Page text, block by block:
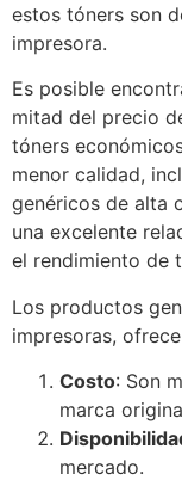
estos tóners son
impresora.
Es posible
mitad del precio
tóners
menor calidad,
genéricos de alta
una excelente
el rendimiento de
Los productos
impresoras,
Costo: Son
marca
mercado.